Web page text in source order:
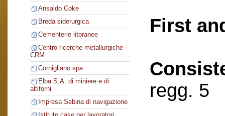
Ansaldo Coke
Breda siderurgica
Cementerie litoranee
Centro ricerche metallurgiche -
CRM
Cornigliano spa
Elba S.A. di miniere e di
altiforni
Impresa Sebina di navigazione
First
regg. 5